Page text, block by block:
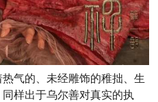
气的、未经雕饰的稚拙、生
样出于乌尔善对真实的执